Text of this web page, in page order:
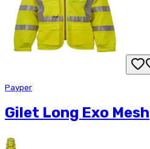
Payper
Gilet Long Exo Mesh